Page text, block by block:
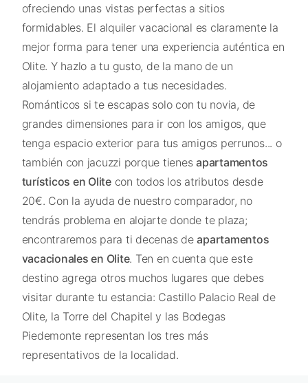
ofreciendo unas vistas perfectas a sitios
formidables. El alquiler vacacional es claramente la
mejor forma para tener una experiencia auténtica en
Olite. Y hazlo a tu gusto, de la mano de un
alojamiento adaptado a tus necesidades.
Románticos si te escapas solo con tu novia, de
grandes dimensiones para ir con los amigos, que
tenga espacio exterior para tus amigos perrunos... o
también con jacuzzi porque tienes apartamentos
turísticos en Olitecon todos los atributos desde
20€. Con la ayuda de nuestro comparador, no
tendrás problema en alojarte donde te plaza;
encontraremos para ti decenas deapartamentos
vacacionales en Olite. Ten en cuenta que este
destino agrega otros muchos lugares que debes
visitar durante tu estancia: Castillo Palacio Real de
Olite, la Torre del Chapitel y las Bodegas
Piedemonte representan los tres más
representativos de la localidad.